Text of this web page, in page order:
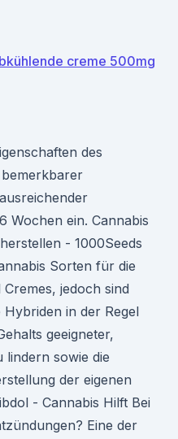
creme 500mg
des
Wochen ein. Cannabis
- 1000Seeds
Sorten für die
jedoch sind
Hybriden in der Regel
geeigneter,
sowie die
der eigenen
- Cannabis Hilft Bei
Eine der